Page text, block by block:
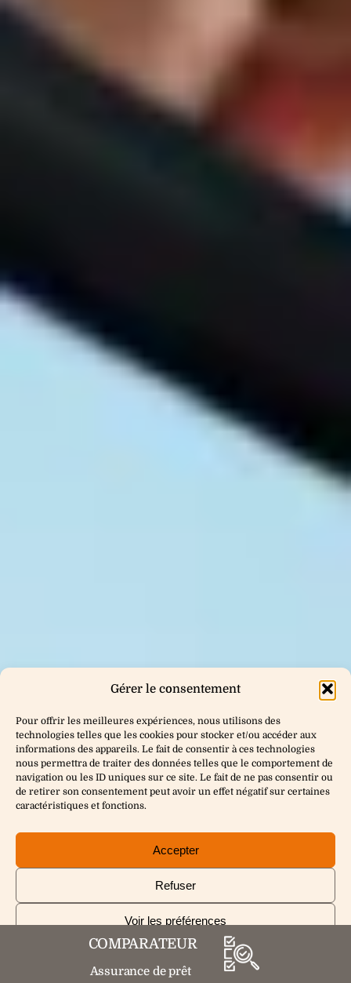
Gérer le consentement
Pour offrir les meilleures expériences, nous utilisons des
technologies telles que les cookies pour stocker et/ou accéder aux
informations des appareils. Le fait de consentir à ces technologies
nous permettra de traiter des données telles que le comportement de
navigation ou les ID uniques sur ce site. Le fait de ne pas consentir ou
de retirer son consentement peut avoir un effet négatif sur certaines
caractéristiques et fonctions.
Accepter
Refuser
Voir les préférences
Politique de confidentialité
COMPARATEUR
Assurance de prêt